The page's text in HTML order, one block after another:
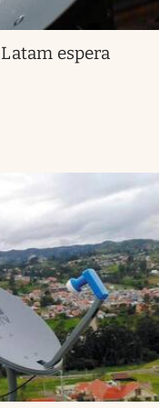
espera